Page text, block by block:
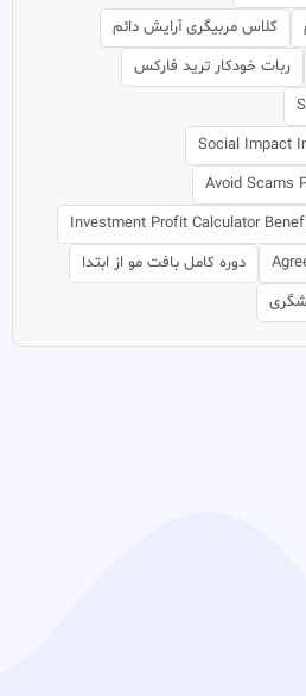
کلاس مربیگری آرایش دائم
ربات خودکار ترید فارکس
Social Impact
Avoid Scams
Investment Profit Calculator
دوره کامل بافت مو از ابتدا